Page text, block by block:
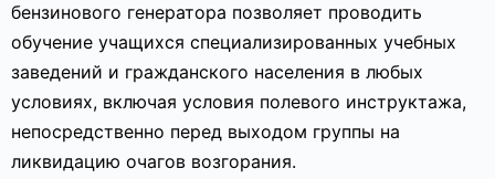
бензинового генератора позволяет проводить
обучение учащихся специализированных учебных
заведений и гражданского населения в любых
условиях, включая условия полевого инструктажа,
непосредственно перед выходом группы на
ликвидацию очагов возгорания.